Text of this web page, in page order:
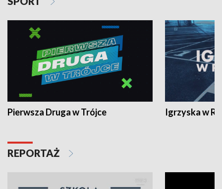
Pierwsza Druga w Trójce Igrzyska w
REPORTAŻ